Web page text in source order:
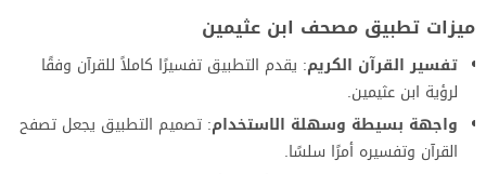
ميزات تطبيق مصحف ابن عثيمين
تفسير القرآن الكريم: يقدم التطبيق تفسيرًا كاملاً للقرآن وفقًا
لرؤية ابن عثيمين.
واجهة بسيطة وسهلة الاستخدام: تصميم التطبيق يجعل تصفح
القرآن وتفسيره أمرًا سلسًا.